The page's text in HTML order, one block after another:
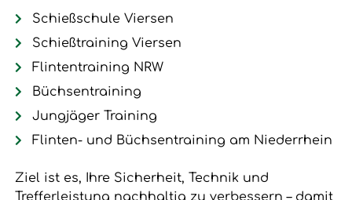
Schießschule Viersen
Schießtraining Viersen
Flintentraining NRW
Büchsentraining
Jungjäger Training
Flinten- und Büchsentraining am Niederrhein
Ziel ist es, Ihre Sicherheit, Technik und
Trefferleistung nachhaltig zu verbessern – damit